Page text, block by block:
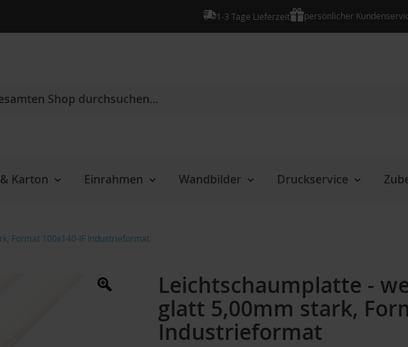
1-3 Tage Lieferzeit persönlicher
Karton Einrahmen Wandbilder Druckservice
Format 100x140-IF Industrieformat
Leichtschaumplatte -
glatt 5,00mm stark,
Industrieformat